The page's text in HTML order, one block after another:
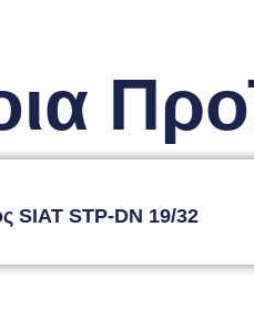
SIAT STP-DN 19/32